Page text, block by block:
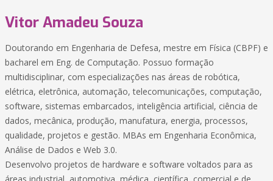
Vitor Amadeu Souza
Doutorando em Engenharia de Defesa, mestre em Física (CBPF) e
bacharel em Eng. de Computação. Possuo formação
multidisciplinar, com especializações nas áreas de robótica,
elétrica, eletrônica, automação, telecomunicações, computação,
software, sistemas embarcados, inteligência artificial, ciência de
dados, mecânica, produção, manufatura, energia, processos,
qualidade, projetos e gestão. MBAs em Engenharia Econômica,
Análise de Dados e Web 3.0.
Desenvolvo projetos de hardware e software voltados para as